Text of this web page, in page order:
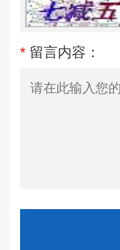
* 留言内容：